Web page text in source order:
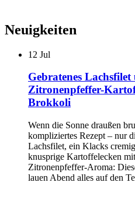
Neuigkeiten
12 Jul
Gebratenes
Zitronenpfeffer-
Brokkoli
Wenn die Sonne draußen
kompliziertes Rezept – nur
Lachsfilet, ein Klacks
knusprige Kartoffelecken
Zitronenpfeffer-Aroma:
lauen Abend alles auf den